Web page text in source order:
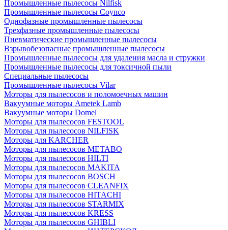
Промышленные пылесосы Nilfisk
Промышленные пылесосы Coynco
Однофазные промышленные пылесосы
Трехфазные промышленные пылесосы
Пневматические промышленные пылесосы
Взрывобезопасные промышленные пылесосы
Промышленные пылесосы для удаления масла и стружки
Промышленные пылесосы для токсичной пыли
Специальные пылесосы
Промышленные пылесосы Vilar
Моторы для пылесосов и поломоечных машин
Вакуумные моторы Ametek Lamb
Вакуумные моторы Domel
Моторы для пылесосов FESTOOL
Моторы для пылесосов NILFISK
Моторы для KARCHER
Моторы для пылесосов METABO
Моторы для пылесосов HILTI
Моторы для пылесосов MAKITA
Моторы для пылесосов BOSCH
Моторы для пылесосов CLEANFIX
Моторы для пылесосов HITACHI
Моторы для пылесосов STARMIX
Моторы для пылесосов KRESS
Моторы для пылесосов GHIBLI